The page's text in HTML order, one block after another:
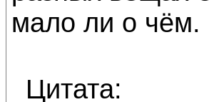
мало ли о чём.
Цитата: